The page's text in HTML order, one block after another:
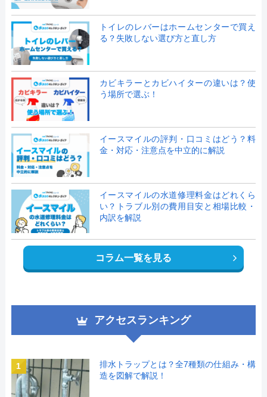
トイレのレバーはホームセンターで買え
る？失敗しない選び方と直し方
カビキラーとカビハイターの違いは？使
う場所で選ぶ！
イースマイルの評判・口コミはどう？料
金・対応・注意点を中立的に解説
イースマイルの水道修理料金はどれくら
い？トラブル別の費用目安と相場比較・
内訳を解説
コラム一覧を見る
アクセスランキング
1
排水トラップとは？全7種類の仕組み・構
造を図解で解説！